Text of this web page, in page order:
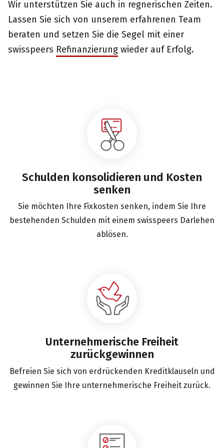
Wir unterstützen Sie auch in regnerischen Zeiten.
Lassen Sie sich von unserem erfahrenen Team
beraten und setzen Sie die Segel mit einer
swisspeers Refinanzierung wieder auf Erfolg.
Schulden konsolidieren und Kosten
senken
Sie möchten Ihre Fixkosten senken, indem Sie Ihre
bestehenden Schulden mit einem swisspeers Darlehen
ablösen.
Unternehmerische Freiheit
zurückgewinnen
Befreien Sie sich von erdrückenden Kreditklauseln und
gewinnen Sie Ihre unternehmerische Freiheit zurück.